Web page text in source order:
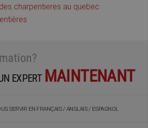
charpentieres au quebec
EXPERT MAINTENANT
SERVIR EN FRANÇAIS / ANGLAIS / ESPAGNOL